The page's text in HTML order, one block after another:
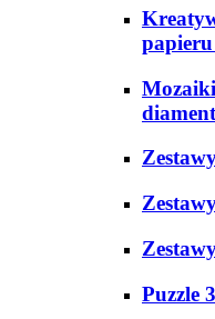
papieru
Puzzle